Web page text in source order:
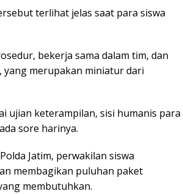
terlihat jelas saat para siswa
bekerja sama dalam tim, dan
merupakan miniatur dari
ujian keterampilan, sisi humanis para
sore harinya.
Jatim, perwakilan siswa
membagikan puluhan paket
membutuhkan.